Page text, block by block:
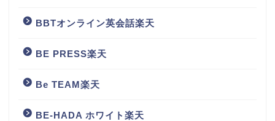
BBTオンライン英会話楽天
BE PRESS楽天
Be TEAM楽天
BE-HADA ホワイト楽天